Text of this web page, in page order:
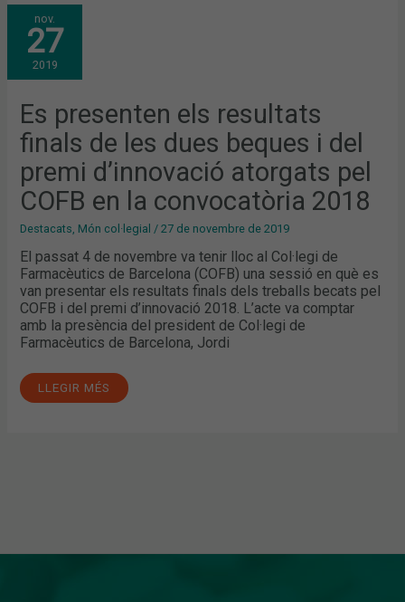
nov.
27
2019
Es presenten els resultats
finals de les dues beques i del
premi d’innovació atorgats pel
COFB en la convocatòria 2018
Destacats Món col·legial /27 de novembre de 2019
El passat 4 de novembre va tenir lloc al Col·legi de
Farmacèutics de Barcelona (COFB) una sessió en què es
van presentar els resultats finals dels treballs becats pel
COFB i del premi d’innovació 2018. L’acte va comptar
amb la presència del president de Col·legi de
Farmacèutics de Barcelona, Jordi
ES
PRESENTEN
ELS
RESULTATS
FINALS
DE
LES
I
DEL
PREMI
D’INNOVACIÓ
ATORGATS
PEL
COFB
EN
LA
CONVOCATÒRIA
2018
LLEGIR MÉS